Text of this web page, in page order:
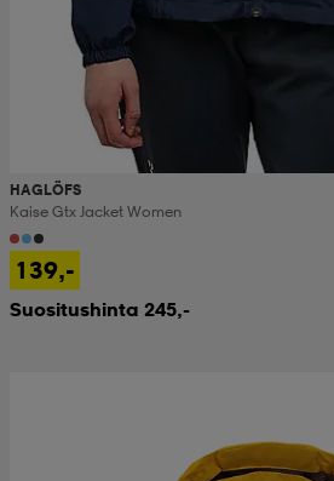
HAGLÖFS
Kaise Gtx Jacket Women
139,-
Suositushinta 245,-